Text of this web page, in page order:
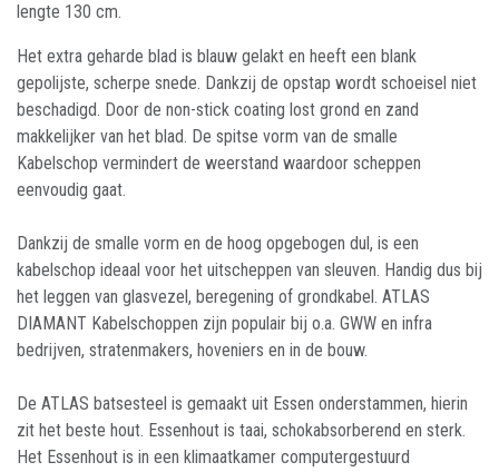
lengte 130 cm.
Het extra geharde blad is blauw gelakt en heeft een blank
gepolijste, scherpe snede. Dankzij de opstap wordt schoeisel niet
beschadigd. Door de non-stick coating lost grond en zand
makkelijker van het blad. De spitse vorm van de smalle
Kabelschop vermindert de weerstand waardoor scheppen
eenvoudig gaat.
Dankzij de smalle vorm en de hoog opgebogen dul, is een
kabelschop ideaal voor het uitscheppen van sleuven. Handig dus bij
het leggen van glasvezel, beregening of grondkabel. ATLAS
DIAMANT Kabelschoppen zijn populair bij o.a. GWW en infra
bedrijven, stratenmakers, hoveniers en in de bouw.
De ATLAS batsesteel is gemaakt uit Essen onderstammen, hierin
zit het beste hout. Essenhout is taai, schokabsorberend en sterk.
Het Essenhout is in een klimaatkamer computergestuurd